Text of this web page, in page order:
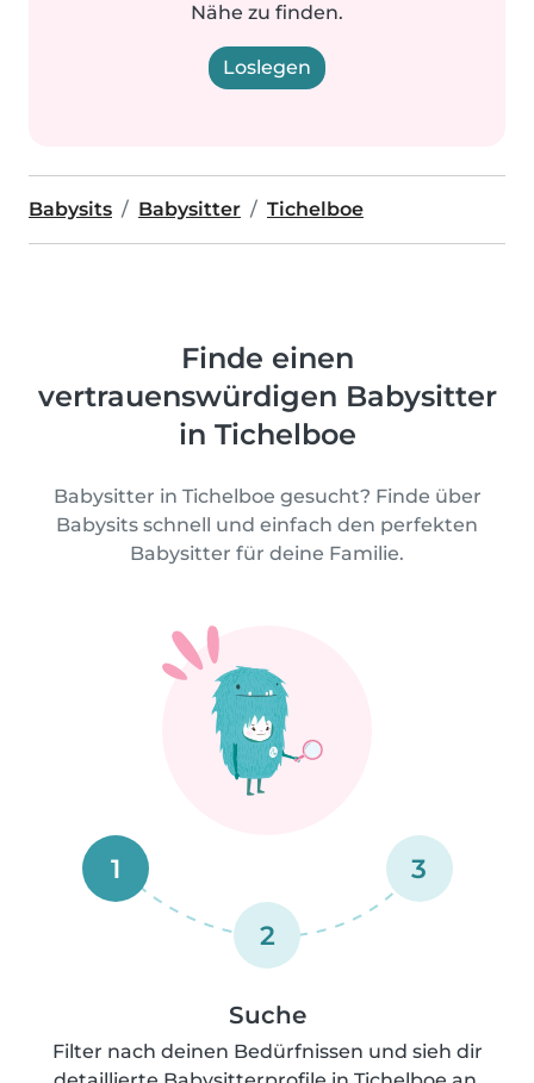
Nähe zu finden.
Loslegen
Babysits Babysitter Tichelboe
Finde einen
vertrauenswürdigen Babysitter
in Tichelboe
Babysitter in Tichelboe gesucht? Finde über
Babysits schnell und einfach den perfekten
Babysitter für deine Familie.
1
2
3
Suche
Filter nach deinen Bedürfnissen und sieh dir